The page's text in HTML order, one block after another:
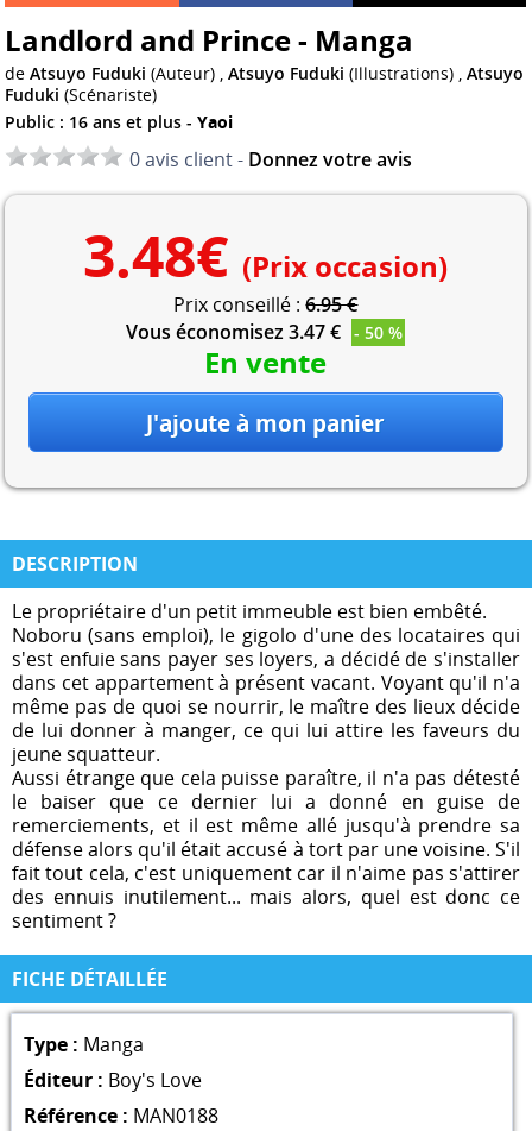
Landlord and Prince - Manga
deAtsuyo Fuduki (Auteur) ,Atsuyo Fuduki (Illustrations) ,Atsuyo
Fuduki (Scénariste)
Public : 16 ans et plus -Yaoi
0 avis client - Donnez votre avis
3.48€ (Prix occasion)
Prix conseillé :6.95 €
Vous économisez 3.47 €
- 50 %
En vente
DESCRIPTION
Le propriétaire d'un petit immeuble est bien embêté.
Noboru (sans emploi), le gigolo d'une des locataires qui
s'est enfuie sans payer ses loyers, a décidé de s'installer
dans cet appartement à présent vacant. Voyant qu'il n'a
même pas de quoi se nourrir, le maître des lieux décide
de lui donner à manger, ce qui lui attire les faveurs du
jeune squatteur.
Aussi étrange que cela puisse paraître, il n'a pas détesté
le baiser que ce dernier lui a donné en guise de
remerciements, et il est même allé jusqu'à prendre sa
défense alors qu'il était accusé à tort par une voisine. S'il
fait tout cela, c'est uniquement car il n'aime pas s'attirer
des ennuis inutilement... mais alors, quel est donc ce
sentiment ?
FICHE DÉTAILLÉE
Type : Manga
Éditeur : Boy's Love
Référence : MAN0188